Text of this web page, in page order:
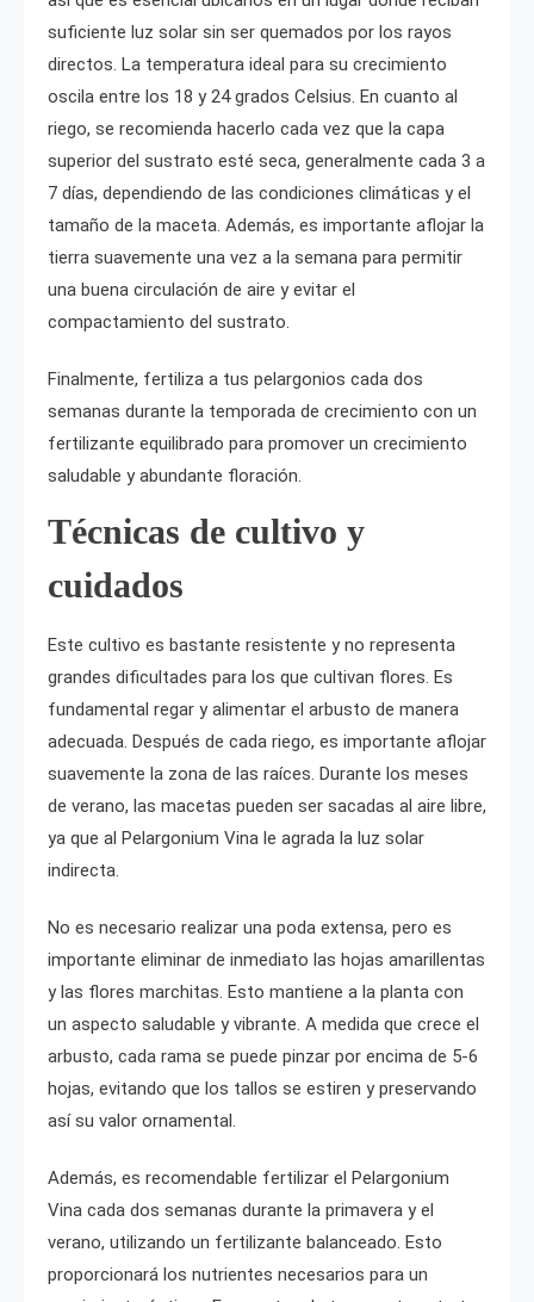
suficiente luz solar sin ser quemados por los rayos
directos. La temperatura ideal para su crecimiento
oscila entre los 18 y 24 grados Celsius. En cuanto al
riego, se recomienda hacerlo cada vez que la capa
superior del sustrato esté seca, generalmente cada 3 a
7 días, dependiendo de las condiciones climáticas y el
tamaño de la maceta. Además, es importante aflojar la
tierra suavemente una vez a la semana para permitir
una buena circulación de aire y evitar el
compactamiento del sustrato.
Finalmente, fertiliza a tus pelargonios cada dos
semanas durante la temporada de crecimiento con un
fertilizante equilibrado para promover un crecimiento
saludable y abundante floración.
Técnicas de cultivo y
cuidados
Este cultivo es bastante resistente y no representa
grandes dificultades para los que cultivan flores. Es
fundamental regar y alimentar el arbusto de manera
adecuada. Después de cada riego, es importante aflojar
suavemente la zona de las raíces. Durante los meses
de verano, las macetas pueden ser sacadas al aire libre,
ya que al Pelargonium Vina le agrada la luz solar
indirecta.
No es necesario realizar una poda extensa, pero es
importante eliminar de inmediato las hojas amarillentas
y las flores marchitas. Esto mantiene a la planta con
un aspecto saludable y vibrante. A medida que crece el
arbusto, cada rama se puede pinzar por encima de 5-6
hojas, evitando que los tallos se estiren y preservando
así su valor ornamental.
Además, es recomendable fertilizar el Pelargonium
Vina cada dos semanas durante la primavera y el
verano, utilizando un fertilizante balanceado. Esto
proporcionará los nutrientes necesarios para un